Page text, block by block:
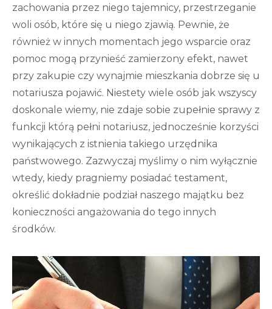
zachowania przez niego tajemnicy, przestrzeganie
woli osób, które się u niego zjawią. Pewnie, że
również w innych momentach jego wsparcie oraz
pomoc mogą przynieść zamierzony efekt, nawet
przy zakupie czy wynajmie mieszkania dobrze się u
notariusza pojawić. Niestety wiele osób jak wszyscy
doskonale wiemy, nie zdaje sobie zupełnie sprawy z
funkcji którą pełni notariusz, jednocześnie korzyści
wynikających z istnienia takiego urzędnika
państwowego. Zazwyczaj myślimy o nim wyłącznie
wtedy, kiedy pragniemy posiadać testament,
określić dokładnie podział naszego majątku bez
konieczności angażowania do tego innych
środków.